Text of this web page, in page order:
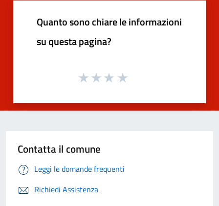
Quanto sono chiare le informazioni
su questa pagina?
Contatta il comune
Leggi le domande frequenti
Richiedi Assistenza